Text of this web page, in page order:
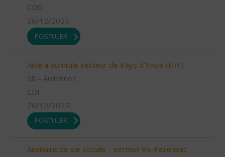
CDD
26/12/2025
POSTULER
Aide à domicile secteur de Pays d'Yvois (H/F)
08 - Ardennes
CDI
26/12/2025
POSTULER
Auxiliaire de vie sociale - secteur Vic-Fezensac